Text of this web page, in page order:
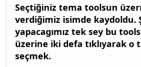
Seçtiğiniz tema toolsun
verdiğimiz isimde kaydoldu.
yapacagımız tek sey bu
üzerine iki defa tıklıyarak o
seçmek.